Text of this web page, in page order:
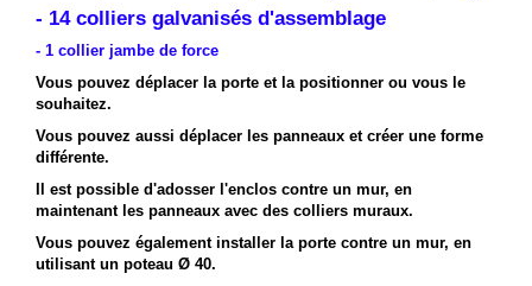
- 14 colliers galvanisés d'assemblage
- 1 collier jambe de force
Vous pouvez déplacer la porte et la positionner ou vous le
souhaitez.
Vous pouvez aussi déplacer les panneaux et créer une forme
différente.
Il est possible d'adosser l'enclos contre un mur, en
maintenant les panneaux avec des colliers muraux.
Vous pouvez également installer la porte contre un mur, en
utilisant un poteau Ø 40.